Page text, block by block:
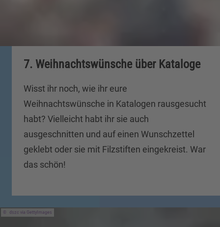
7. Weihnachtswünsche über Kataloge
Wisst ihr noch, wie ihr eure
Weihnachtswünsche in Katalogen rausgesucht
habt? Vielleicht habt ihr sie auch
ausgeschnitten und auf einen Wunschzettel
geklebt oder sie mit Filzstiften eingekreist. War
das schön!
dszc via GettyImages